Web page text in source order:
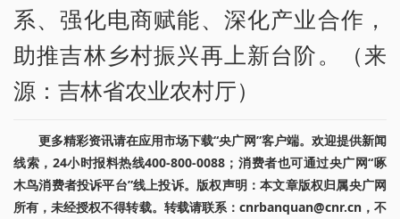
系、强化电商赋能、深化产业合作，
助推吉林乡村振兴再上新台阶。（来
源：吉林省农业农村厅）
更多精彩资讯请在应用市场下载“央广网”客户端。欢迎提供新闻
线索，24小时报料热线400-800-0088；消费者也可通过央广网“啄
木鸟消费者投诉平台”线上投诉。版权声明：本文章版权归属央广网
所有，未经授权不得转载。转载请联系：cnrbanquan@cnr.cn，不